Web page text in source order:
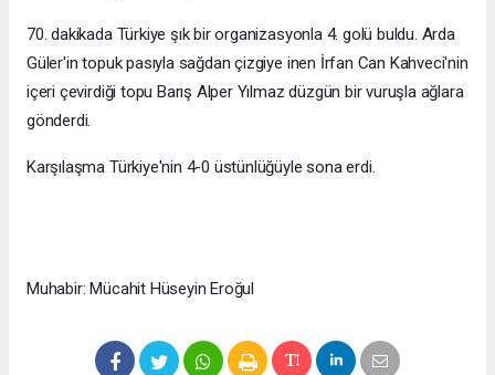
70. dakikada Türkiye şık bir organizasyonla 4. golü buldu. Arda
Güler'in topuk pasıyla sağdan çizgiye inen İrfan Can Kahveci'nin
içeri çevirdiği topu Barış Alper Yılmaz düzgün bir vuruşla ağlara
gönderdi.
Karşılaşma Türkiye'nin 4-0 üstünlüğüyle sona erdi.
Muhabir: Mücahit Hüseyin Eroğul